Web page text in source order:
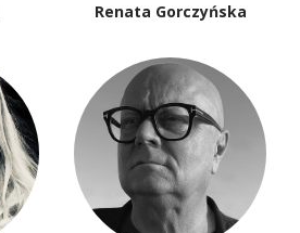
Renata Gorczyńska